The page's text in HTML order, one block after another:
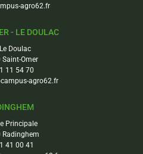
agro62.fr
- LE DOULAC
Doulac
Omer
11 54 70
agro62.fr
Principale
Radinghem
41 00 41